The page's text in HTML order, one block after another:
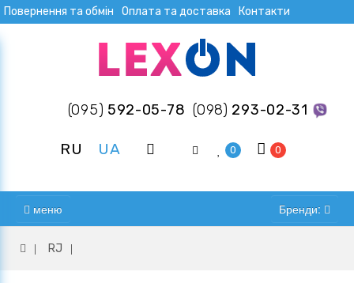
Повернення та обмін Оплата та доставка Контакти
(095) 592-05-78 (098) 293-02-31
RU UA 0 0
меню Бренди:
RJ